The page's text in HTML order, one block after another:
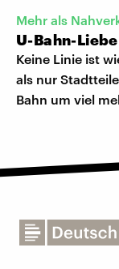
Mehr als
U-Bahn-Liebe
Keine Linie ist
als nur
Bahn um viel